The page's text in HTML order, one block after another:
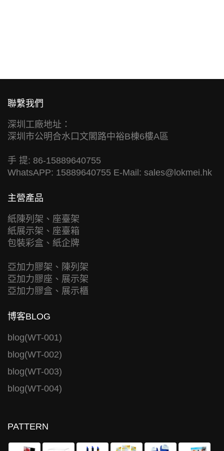
聯繫我們
深圳工廠地址：
深圳市公明合水口文閣路中裕B棟6樓A區
手 提: 86-15889640755
WhatsAPP: 15889640755 E-Mail: sales@lokmei.hk
主營產品
紙陳列架、座臺架
紙展示架、座臺箱
包裝彩盒、紙企牌
亞加力膠架、陳列架
亞加力膠座、展示架
亞加力膠盒、展示櫃
博客BLOG
blog(WT-001)
blog(WT-002)
blog(WT-003)
blog(WT-004)
PATTERN